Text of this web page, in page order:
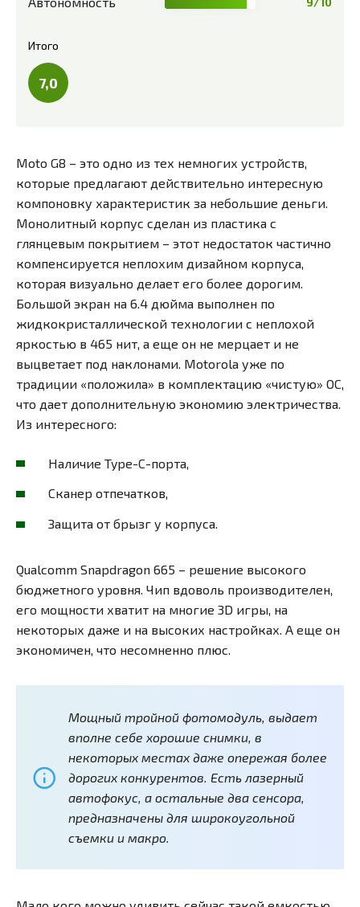
Итого
7,0
Moto G8 – это одно из тех немногих устройств,
которые предлагают действительно интересную
компоновку характеристик за небольшие деньги.
Монолитный корпус сделан из пластика с
глянцевым покрытием – этот недостаток частично
компенсируется неплохим дизайном корпуса,
которая визуально делает его более дорогим.
Большой экран на 6.4 дюйма выполнен по
жидкокристаллической технологии с неплохой
яркостью в 465 нит, а еще он не мерцает и не
выцветает под наклонами. Motorola уже по
традиции «положила» в комплектацию «чистую» ОС,
что дает дополнительную экономию электричества.
Из интересного:
Наличие Type-C-порта,
Сканер отпечатков,
Защита от брызг у корпуса.
Qualcomm Snapdragon 665 – решение высокого
бюджетного уровня. Чип вдоволь производителен,
его мощности хватит на многие 3D игры, на
некоторых даже и на высоких настройках. А еще он
экономичен, что несомненно плюс.
Мощный тройной фотомодуль, выдает
вполне себе хорошие снимки, в
некоторых местах даже опережая более
дорогих конкурентов. Есть лазерный
автофокус, а остальные два сенсора,
предназначены для широкоугольной
съемки и макро.